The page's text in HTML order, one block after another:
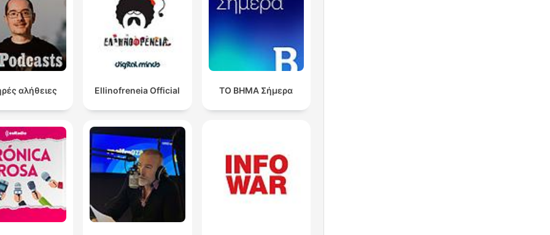
Il rischio è che andremo a sostituire lavori, per cui
abbiamo la coda, e a non sostituire lavori che nessuno
vuole fare.
che elimina occupazioni con alta domanda invece di risolvere la
le donne destinano alla cura della famiglia 5 ore al
giorno contro le 2 ore che destinano gli uomini, il che
significa che le donne subiscono un ostacolo nella loro
crescita professionale
00:29:31 · Viene presentato un dato statistico sull'asimmetria di
genere nel carico di cura familiare e sul suo impatto negativo
αλήθειες Ellinofreneia Official ΤΟ ΒΗΜΑ Σήμερα